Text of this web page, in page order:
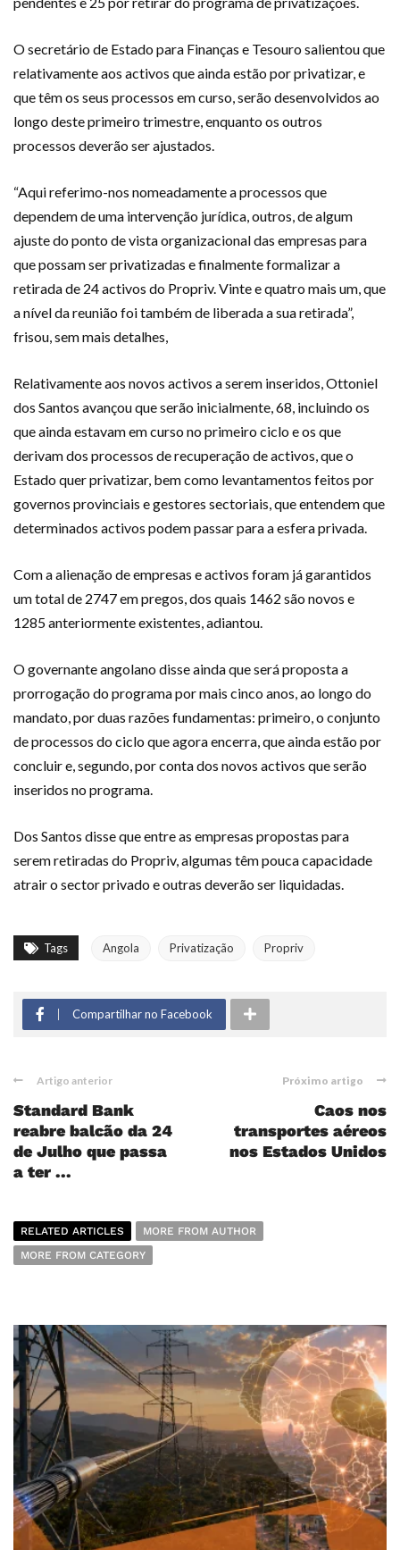
O secretário de Estado para Finanças e Tesouro sa­lientou que
relativamente aos activos que ainda estão por privatizar, e
que têm os seus processos em curso, serão desenvolvidos ao
longo deste primeiro trimes­tre, enquanto os outros
processos deverão ser ajusta­dos.
“Aqui referimo-nos nomeadamente a processos que
dependem de uma intervenção jurídica, outros, de algum
ajuste do ponto de vista organizacional das em­presas para
que possam ser privatizadas e finalmente formalizar a
retirada de 24 activos do Propriv. Vinte e quatro mais um, que
a nível da reunião foi também de ­liberada a sua retirada”,
frisou, sem mais detalhes,
Relativamente aos novos activos a serem inseridos, Ottoniel
dos Santos avançou que serão inicialmente, 68, incluindo os
que ainda estavam em curso no pri­meiro ciclo e os que
derivam dos processos de recu­peração de activos, que o
Estado quer privatizar, bem como levantamentos feitos por
governos provinciais e gestores sectoriais, que entendem que
determinados activos podem passar para a esfera privada.
Com a alienação de empresas e activos foram já ga­rantidos
um total de 2747 em pregos, dos quais 1462 são novos e
1285 anteriormente existentes, adiantou.
O governante angolano disse ainda que será pro­posta a
prorrogação do programa por mais cinco anos, ao longo do
mandato, por duas razões fundamentas: primeiro, o conjunto
de processos do ciclo que agora encerra, que ainda estão por
concluir e, segundo, por conta dos novos activos que serão
inseridos no progra­ma.
Dos Santos disse que entre as empresas propostas para
serem retiradas do Propriv, algumas têm pou­ca capacidade
atrair o sector privado e outras deve­rão ser liquidadas.
Tags Angola Privatização Propriv
Compartilhar no Facebook
Artigo anterior
Standard Bank
reabre balcão da 24
de Julho que passa
a ter ...
Próximo artigo
Caos nos
transportes aéreos
nos Estados Unidos
RELATED ARTICLES
MORE FROM AUTHOR
MORE FROM CATEGORY